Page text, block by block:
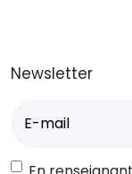
Newsletter
mail(Nécessaire)